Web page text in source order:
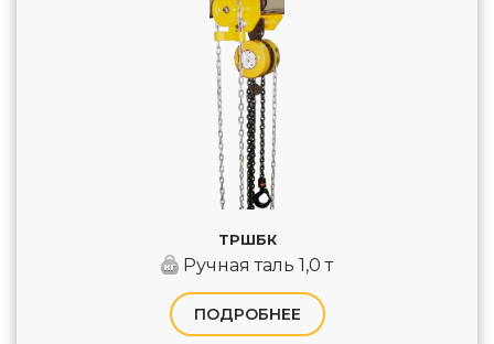
ТРШБК
Ручная таль 1,0 т
ПОДРОБНЕЕ